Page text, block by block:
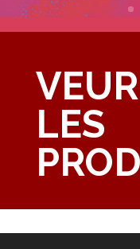
LES